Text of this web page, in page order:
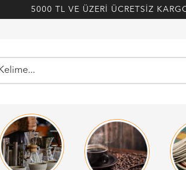
5000 TL VE ÜZERİ ÜCRETSİZ